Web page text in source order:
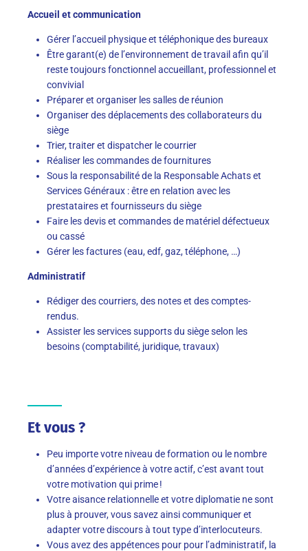
Accueil et communication
Gérer l’accueil physique et téléphonique des bureaux
Être garant(e) de l’environnement de travail afin qu’il
reste toujours fonctionnel accueillant, professionnel et
convivial
Préparer et organiser les salles de réunion
Organiser des déplacements des collaborateurs du
siège
Trier, traiter et dispatcher le courrier
Réaliser les commandes de fournitures
Sous la responsabilité de la Responsable Achats et
Services Généraux : être en relation avec les
prestataires et fournisseurs du siège
Faire les devis et commandes de matériel défectueux
ou cassé
Gérer les factures (eau, edf, gaz, téléphone, …)
Administratif
Rédiger des courriers, des notes et des comptes-
rendus.
Assister les services supports du siège selon les
besoins (comptabilité, juridique, travaux)
Et vous ?
Peu importe votre niveau de formation ou le nombre
d’années d’expérience à votre actif, c’est avant tout
votre motivation qui prime !
Votre aisance relationnelle et votre diplomatie ne sont
plus à prouver, vous savez ainsi communiquer et
adapter votre discours à tout type d’interlocuteurs.
Vous avez des appétences pour pour l’administratif, la